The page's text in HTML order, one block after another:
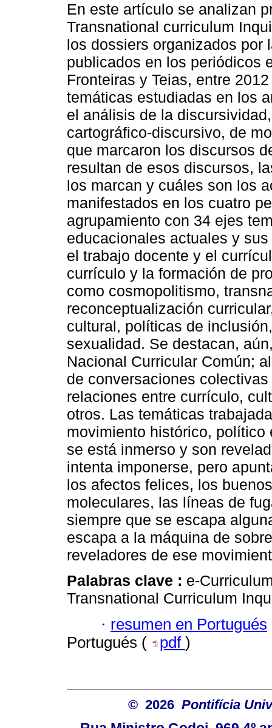
En este artículo se analizan
Transnational curriculum
los dossiers organizados por
publicados en los periódicos
Fronteiras y Teias, entre
temáticas estudiadas en los
el análisis de la
cartográfico-discursivo, de
que marcaron los discursos
resultan de esos discursos,
los marcan y cuáles son los
manifestados en los cuatro
agrupamiento con 34 ejes
educacionales actuales y
el trabajo docente y el
currículo y la formación de
como cosmopolitismo,
reconceptualización
cultural, políticas de
sexualidad. Se destacan,
Nacional Curricular Común;
de conversaciones
relaciones entre currículo,
otros. Las temáticas
movimiento histórico,
se está inmerso y son
intenta imponerse, pero
los afectos felices, los
moleculares, las líneas de
siempre que se escapa
escapa a la máquina de
reveladores de ese
Palabras clave : e-
Transnational Curriculum
· resumen en Portugués
Portugués (
pdf )
© 2026 Pontifícia